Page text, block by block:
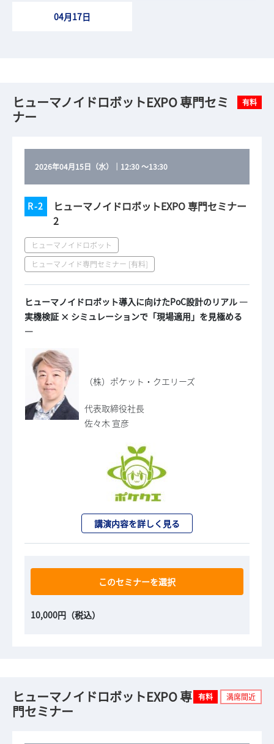
04月17日
ヒューマノイドロボットEXPO 専門セミ
ナー
有料
2026年04月15日（水） ｜ 12:30～13:30
R-2
ヒューマノイドロボットEXPO 専門セミナー
2
ヒューマノイドロボット
ヒューマノイド専門セミナー [有料]
ヒューマノイドロボット導入に向けたPoC設計のリアル ―
実機検証 × シミュレーションで「現場適用」を見極める
―
（株）ポケット・クエリーズ
代表取締役社長
佐々木 宣彦
講演内容を詳しく見る
このセミナーを選択
10,000円（税込）
ヒューマノイドロボットEXPO 専
門セミナー
有料 満席間近